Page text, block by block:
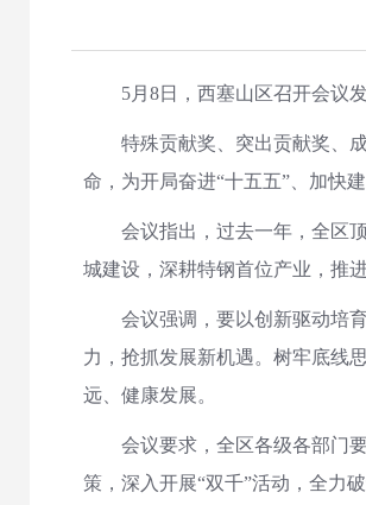
5月8日，西塞山区召开会议
特殊贡献奖、突出贡献奖、
命，为开局奋进“十五五”、加快
会议指出，过去一年，全区
城建设，深耕特钢首位产业，推
会议强调，要以创新驱动培
力，抢抓发展新机遇。树牢底线
远、健康发展。
会议要求，全区各级各部门
策，深入开展“双千”活动，全力